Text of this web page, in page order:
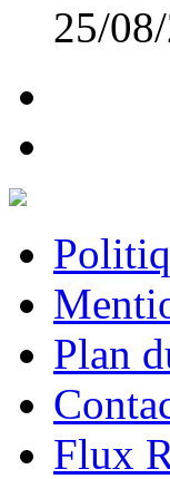
25/
Plan
Flux